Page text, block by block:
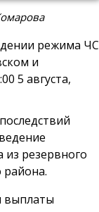
режима ЧС
и
5 августа,
из резервного
района.
выплаты